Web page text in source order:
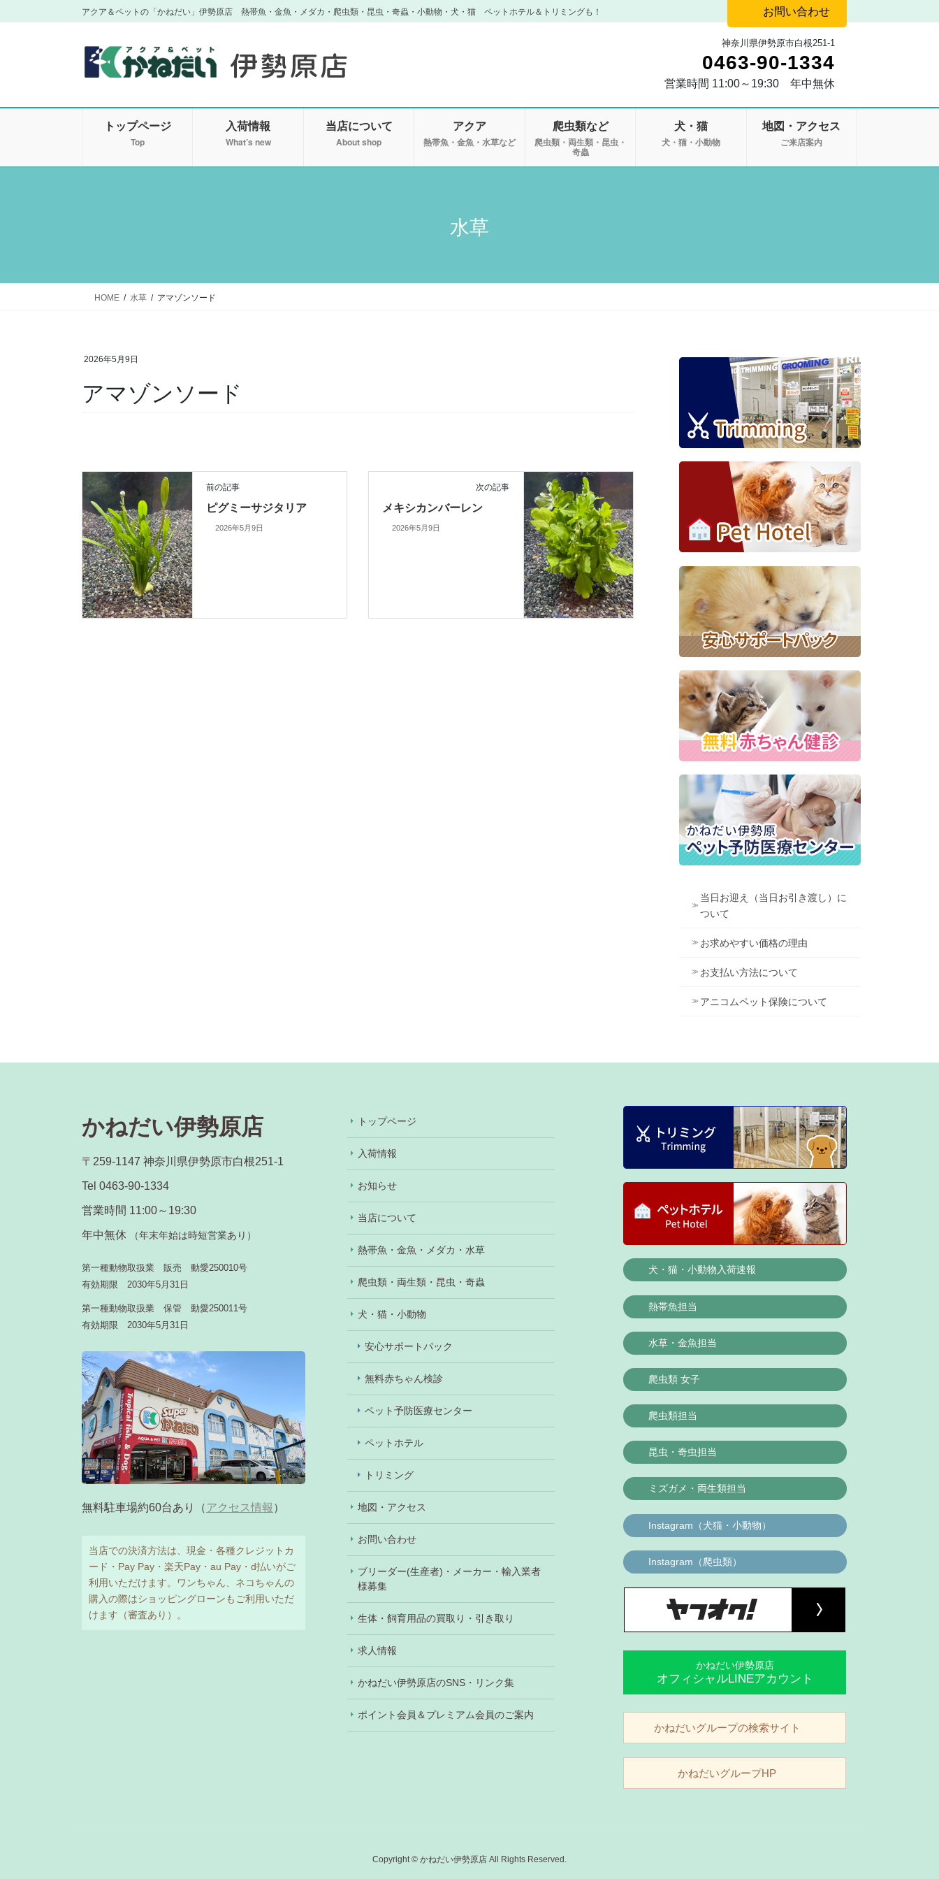
ン
移
ビ
ン
アクア＆ペットの「かねだい」伊勢原店 熱帯魚・金魚・メダカ・爬虫類・昆虫・奇蟲・小動物・犬・猫 ペットホテル＆トリミングも！
神奈川県伊勢原市白根251-1
0463-90-1334
営業時間 11:00～19:30 年中無休
お問い合わせ
トップページ
Top
入荷情報
What’s new
当店について
About shop
アクア
熱帯魚・金魚・水草など
爬虫類など
爬虫類・両生類・昆虫・
奇蟲
犬・猫
犬・猫・小動物
地図・アクセス
ご来店案内
水草
HOME 水草 アマゾンソード
2026年5月9日
アマゾンソード
前の記事
ピグミーサジタリア
2026年5月9日
次の記事
メキシカンバーレン
2026年5月9日
当日お迎え（当日お引き渡し）に
ついて
お求めやすい価格の理由
お支払い方法について
アニコムペット保険について
かねだい伊勢原店
〒259-1147 神奈川県伊勢原市白根251-1
Tel 0463-90-1334
営業時間 11:00～19:30
年中無休 （年末年始は時短営業あり）
第一種動物取扱業 販売 動愛250010号
有効期限 2030年5月31日
第一種動物取扱業 保管 動愛250011号
有効期限 2030年5月31日
無料駐車場約60台あり（アクセス情報 ）
当店での決済方法は、現金・各種クレジットカ
ード・Pay Pay・楽天Pay・au Pay・d払いがご
利用いただけます。ワンちゃん、ネコちゃんの
購入の際はショッピングローンもご利用いただ
けます（審査あり）。
トップページ
入荷情報
お知らせ
当店について
熱帯魚・金魚・メダカ・水草
爬虫類・両生類・昆虫・奇蟲
犬・猫・小動物
安心サポートパック
無料赤ちゃん検診
ペット予防医療センター
ペットホテル
トリミング
地図・アクセス
お問い合わせ
ブリーダー(生産者)・メーカー・輸入業者
様募集
生体・飼育用品の買取り・引き取り
求人情報
かねだい伊勢原店のSNS・リンク集
ポイント会員＆プレミアム会員のご案内
犬・猫・小動物入荷速報
熱帯魚担当
水草・金魚担当
爬虫類 女子
爬虫類担当
昆虫・奇虫担当
ミズガメ・両生類担当
Instagram（犬猫・小動物）
Instagram（爬虫類）
かねだい伊勢原店
オフィシャルLINEアカウント
かねだいグループの検索サイト
かねだいグループHP
Copyright © かねだい伊勢原店 All Rights Reserved.